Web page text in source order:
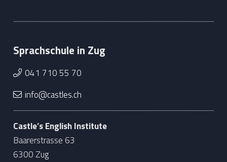
Sprachschule in Zug
041 710 55 70
info@castles.ch
Castle’s English Institute
Baarerstrasse 63
6300 Zug